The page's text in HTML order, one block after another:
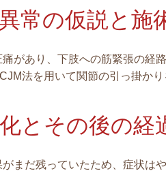
常の仮説と施
があり、下肢への筋緊張の経
法を用いて関節の引っ掛かり
とその後の経
まだ残っていたため、症状は